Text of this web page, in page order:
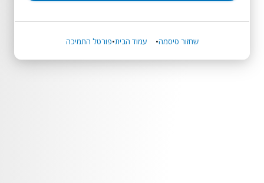
שחזור סיסמה עמוד הבית פורטל התמיכה